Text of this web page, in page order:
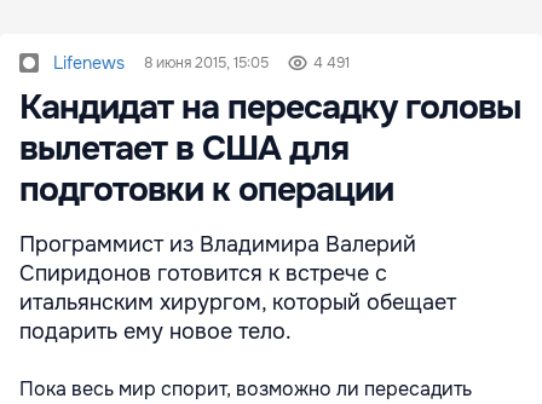
Lifenews 8 июня 2015, 15:05 4 491
Кандидат на пересадку головы
вылетает в США для
подготовки к операции
Программист из Владимира Валерий
Спиридонов готовится к встрече с
итальянским хирургом, который обещает
подарить ему новое тело.
Пока весь мир спорит, возможно ли пересадить